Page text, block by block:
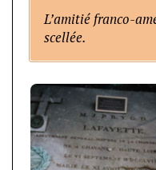
L’amitié franco-
scellée.